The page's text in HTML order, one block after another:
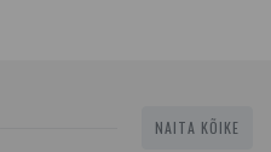
NAITA KÕIKE